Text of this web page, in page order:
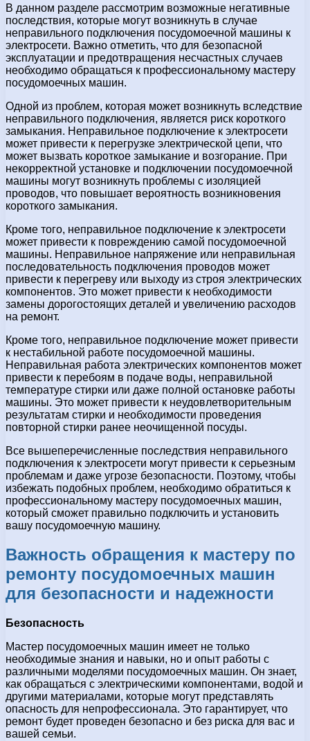
В данном разделе рассмотрим возможные негативные
последствия, которые могут возникнуть в случае
неправильного подключения посудомоечной машины к
электросети. Важно отметить, что для безопасной
эксплуатации и предотвращения несчастных случаев
необходимо обращаться к профессиональному мастеру
посудомоечных машин.
Одной из проблем, которая может возникнуть вследствие
неправильного подключения, является риск короткого
замыкания. Неправильное подключение к электросети
может привести к перегрузке электрической цепи, что
может вызвать короткое замыкание и возгорание. При
некорректной установке и подключении посудомоечной
машины могут возникнуть проблемы с изоляцией
проводов, что повышает вероятность возникновения
короткого замыкания.
Кроме того, неправильное подключение к электросети
может привести к повреждению самой посудомоечной
машины. Неправильное напряжение или неправильная
последовательность подключения проводов может
привести к перегреву или выходу из строя электрических
компонентов. Это может привести к необходимости
замены дорогостоящих деталей и увеличению расходов
на ремонт.
Кроме того, неправильное подключение может привести
к нестабильной работе посудомоечной машины.
Неправильная работа электрических компонентов может
привести к перебоям в подаче воды, неправильной
температуре стирки или даже полной остановке работы
машины. Это может привести к неудовлетворительным
результатам стирки и необходимости проведения
повторной стирки ранее неочищенной посуды.
Все вышеперечисленные последствия неправильного
подключения к электросети могут привести к серьезным
проблемам и даже угрозе безопасности. Поэтому, чтобы
избежать подобных проблем, необходимо обратиться к
профессиональному мастеру посудомоечных машин,
который сможет правильно подключить и установить
вашу посудомоечную машину.
Важность обращения к мастеру по
ремонту посудомоечных машин
для безопасности и надежности
Безопасность
Мастер посудомоечных машин имеет не только
необходимые знания и навыки, но и опыт работы с
различными моделями посудомоечных машин. Он знает,
как обращаться с электрическими компонентами, водой и
другими материалами, которые могут представлять
опасность для непрофессионала. Это гарантирует, что
ремонт будет проведен безопасно и без риска для вас и
вашей семьи.